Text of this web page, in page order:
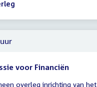
voor Financiën
overleg inrichting van het